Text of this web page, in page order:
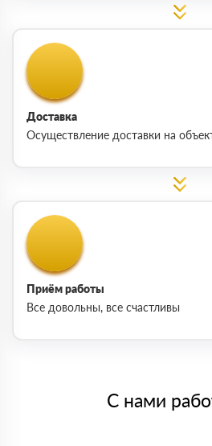
Доставка
Осуществление доставки на
Приём работы
Все довольны, все счастливы
С нами